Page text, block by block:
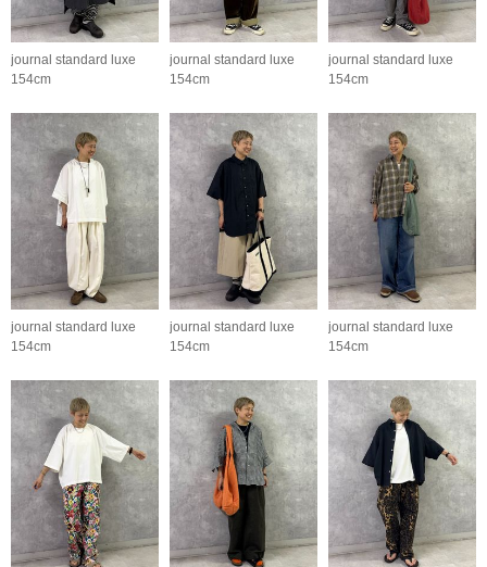
journal standard luxe
154cm
journal standard luxe
154cm
journal standard luxe
154cm
journal standard luxe
154cm
journal standard luxe
154cm
journal standard luxe
154cm